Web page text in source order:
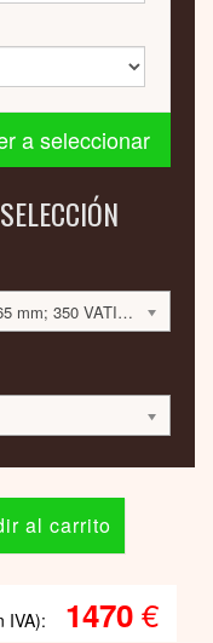
a seleccionar
TIPO: Eléctrico; TAMAÑO: 300x1100x65 mm; 350 VATIOS; 1470 EUR
IVA): 1470€